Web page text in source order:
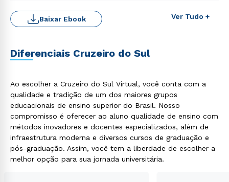
Ver Tudo +
Baixar Ebook
Diferenciais Cruzeiro do Sul
Ao escolher a Cruzeiro do Sul Virtual, você conta com a
qualidade e tradição de um dos maiores grupos
educacionais de ensino superior do Brasil. Nosso
compromisso é oferecer ao aluno qualidade de ensino com
métodos inovadores e docentes especializados, além de
infraestrutura moderna e diversos cursos de graduação e
pós-graduação. Assim, você tem a liberdade de escolher a
melhor opção para sua jornada universitária.
Rápido e fácil
WhatsApp
ou